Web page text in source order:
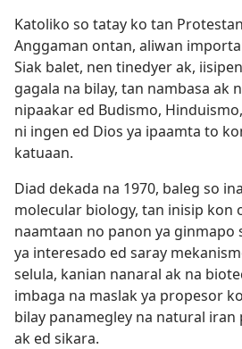
Katoliko so tatay ko tan
Anggaman ontan, aliwan
Siak balet, nen tinedyer ak,
gagala na bilay, tan nambasa ak
nipaakar ed Budismo,
ni ingen ed Dios ya ipaamta to
katuaan.
Diad dekada na 1970, baleg so
molecular biology, tan inisip kon
naamtaan no panon ya ginmapo
ya interesado ed saray
selula, kanian nanaral ak na
imbaga na maslak ya propesor
bilay panamegley na natural iran
ak ed sikara.